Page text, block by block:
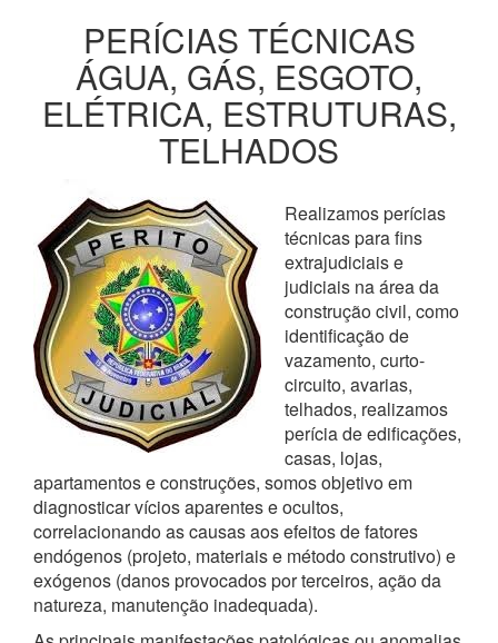
PERÍCIAS TÉCNICAS
ÁGUA, GÁS, ESGOTO,
ELÉTRICA, ESTRUTURAS,
TELHADOS
Realizamos perícias
técnicas para fins
extrajudiciais e
judiciais na área da
construção civil, como
identificação de
vazamento, curto-
circuito, avarias,
telhados, realizamos
perícia de edificações,
casas, lojas,
apartamentos e construções, somos objetivo em
diagnosticar vícios aparentes e ocultos,
correlacionando as causas aos efeitos de fatores
endógenos (projeto, materiais e método construtivo) e
exógenos (danos provocados por terceiros, ação da
natureza, manutenção inadequada).